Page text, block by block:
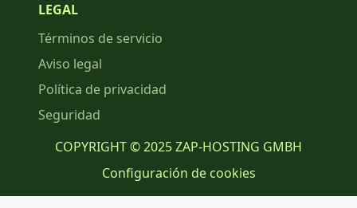
LEGAL
Términos de servicio
Aviso legal
Política de privacidad
Seguridad
COPYRIGHT © 2025 ZAP-HOSTING GMBH
Configuración de cookies